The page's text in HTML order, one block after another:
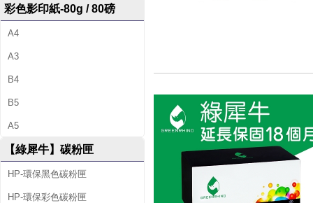
彩色影印紙-80g / 80磅
A4
A3
B4
B5
A5
【綠犀牛】碳粉匣
HP-環保黑色碳粉匣
HP-環保彩色碳粉匣